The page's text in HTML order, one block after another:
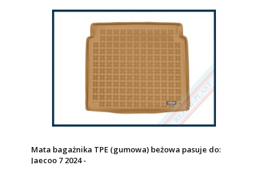
Mata bagażnika TPE (gumowa) beżowa pasuje do:
Jaecoo 7 2024 -